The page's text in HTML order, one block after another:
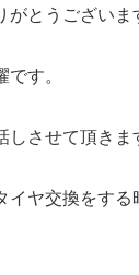
とうございま
す。
させて頂きま
イヤ交換をす